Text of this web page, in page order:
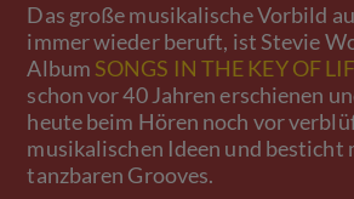
Das große musikalische Vorbild
immer wieder beruft, ist Stevie
Album SONGS IN THE KEY OF
schon vor 40 Jahren erschienen
heute beim Hören noch vor
musikalischen Ideen und besticht
tanzbaren Grooves.